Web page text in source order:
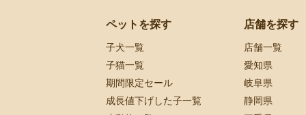
ペットを探す
子犬一覧
子猫一覧
期間限定セール
成長値下げした子一覧
店舗を探す
店舗一覧
愛知県
岐阜県
静岡県